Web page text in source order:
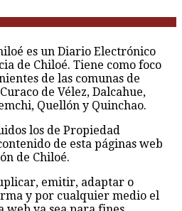
es un Diario Electrónico
de Chiloé. Tiene como foco
de las comunas de
de Vélez, Dalcahue,
Quellón y Quinchao.
los de Propiedad
de esta páginas web
de Chiloé.
emitir, adaptar o
y por cualquier medio el